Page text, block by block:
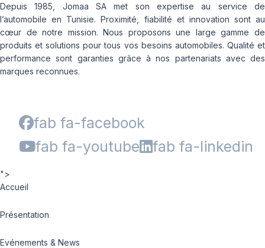
Depuis 1985, Jomaa SA met son expertise au service de
l’automobile en Tunisie. Proximité, fiabilité et innovation sont au
cœur de notre mission. Nous proposons une large gamme de
produits et solutions pour tous vos besoins automobiles. Qualité et
performance sont garanties grâce à nos partenariats avec des
marques reconnues.
fab fa-facebook
fab fa-youtube
fab fa-linkedin
">
Accueil
Présentation
Evénements & News